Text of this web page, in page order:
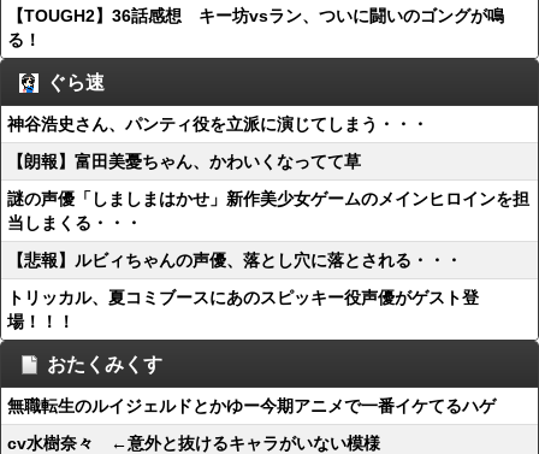
【TOUGH2】36話感想 キー坊vsラン、ついに闘いのゴングが鳴
る！
ぐら速
神谷浩史さん、パンティ役を立派に演じてしまう・・・
【朗報】富田美憂ちゃん、かわいくなってて草
謎の声優「しましまはかせ」新作美少女ゲームのメインヒロインを担
当しまくる・・・
【悲報】ルビィちゃんの声優、落とし穴に落とされる・・・
トリッカル、夏コミブースにあのスピッキー役声優がゲスト登
場！！！
おたくみくす
無職転生のルイジェルドとかゆー今期アニメで一番イケてるハゲ
cv水樹奈々 ←意外と抜けるキャラがいない模様